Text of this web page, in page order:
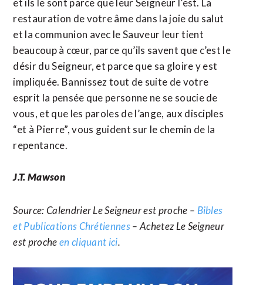
et ils le sont parce que leur Seigneur l’est. La
restauration de votre âme dans la joie du salut
et la communion avec le Sauveur leur tient
beaucoup à cœur, parce qu’ils savent que c’est le
désir du Seigneur, et parce que sa gloire y est
impliquée. Bannissez tout de suite de votre
esprit la pensée que personne ne se soucie de
vous, et que les paroles de l’ange, aux disciples
“et à Pierre”, vous guident sur le chemin de la
repentance.
J.T. Mawson
Source: Calendrier Le Seigneur est proche – Bibles
et Publications Chrétiennes– Achetez Le Seigneur
est procheen cliquant ici.